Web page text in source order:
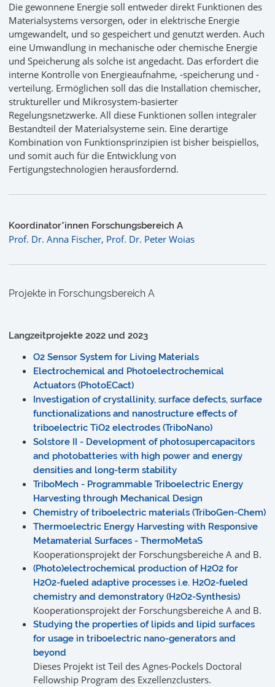
Die gewonnene Energie soll entweder direkt Funktionen des
Materialsystems versorgen, oder in elektrische Energie
umgewandelt, und so gespeichert und genutzt werden. Auch
eine Umwandlung in mechanische oder chemische Energie
und Speicherung als solche ist angedacht. Das erfordert die
interne Kontrolle von Energieaufnahme, -speicherung und -
verteilung. Ermöglichen soll das die Installation chemischer,
struktureller und Mikrosystem-basierter
Regelungsnetzwerke. All diese Funktionen sollen integraler
Bestandteil der Materialsysteme sein. Eine derartige
Kombination von Funktionsprinzipien ist bisher beispiellos,
und somit auch für die Entwicklung von
Fertigungstechnologien herausfordernd.
Koordinator*innen Forschungsbereich A
Prof. Dr. Anna Fischer, Prof. Dr. Peter Woias
Projekte in Forschungsbereich A
Langzeitprojekte 2022 und 2023
O2 Sensor System for Living Materials
Electrochemical and Photoelectrochemical
Actuators (PhotoECact)
Investigation of crystallinity, surface defects, surface
functionalizations and nanostructure effects of
triboelectric TiO2 electrodes (TriboNano)
Solstore II - Development of photosupercapacitors
and photobatteries with high power and energy
densities and long-term stability
TriboMech - Programmable Triboelectric Energy
Harvesting through Mechanical Design
Chemistry of triboelectric materials (TriboGen-Chem)
Thermoelectric Energy Harvesting with Responsive
Metamaterial Surfaces - ThermoMetaS
Kooperationsprojekt der Forschungsbereiche A and B.
(Photo)electrochemical production of H2O2 for
H2O2-fueled adaptive processes i.e. H2O2-fueled
chemistry and demonstratory (H2O2-Synthesis)
Kooperationsprojekt der Forschungsbereiche A and B.
Studying the properties of lipids and lipid surfaces
for usage in triboelectric nano-generators and
beyond
Dieses Projekt ist Teil des Agnes-Pockels Doctoral
Fellowship Program des Exzellenzclusters.